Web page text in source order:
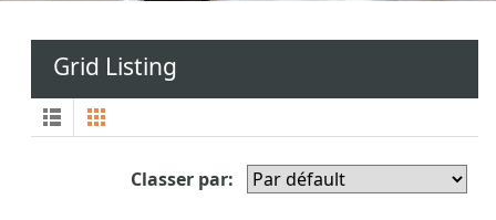
Grid Listing
Classer par: